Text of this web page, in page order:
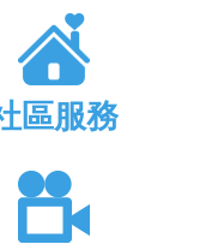
區服務